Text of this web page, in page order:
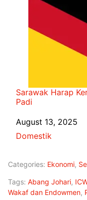
Sarawak Harap
Padi
Date
August 13, 2025
In relation to
Domestik
Categories: Ekonomi,
Tags: Abang Johari,
Wakaf dan Endowmen,